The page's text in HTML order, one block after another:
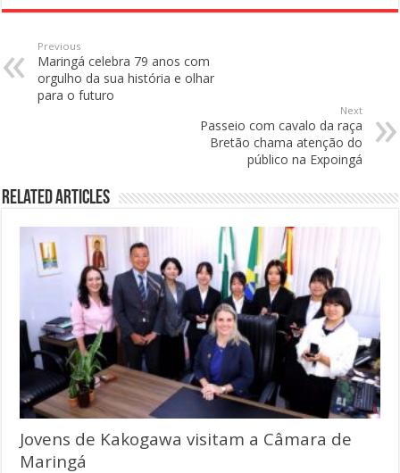
Previous
Maringá celebra 79 anos com
orgulho da sua história e olhar
para o futuro
Next
Passeio com cavalo da raça
Bretão chama atenção do
público na Expoingá
Related Articles
Jovens de Kakogawa visitam a Câmara de
Maringá